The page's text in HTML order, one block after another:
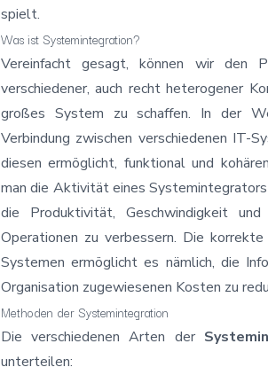
spielt.
Was ist Systemintegration?
Vereinfacht gesagt, können wir den
verschiedener, auch recht heterogener
großes System zu schaffen. In der
Verbindung zwischen verschiedenen IT-
diesen ermöglicht, funktional und
man die Aktivität eines
die Produktivität, Geschwindigkeit
Operationen zu verbessern. Die
Systemen ermöglicht es nämlich, die
Organisation zugewiesenen Kosten zu
Methoden der Systemintegration
Die verschiedenen Arten der
unterteilen: